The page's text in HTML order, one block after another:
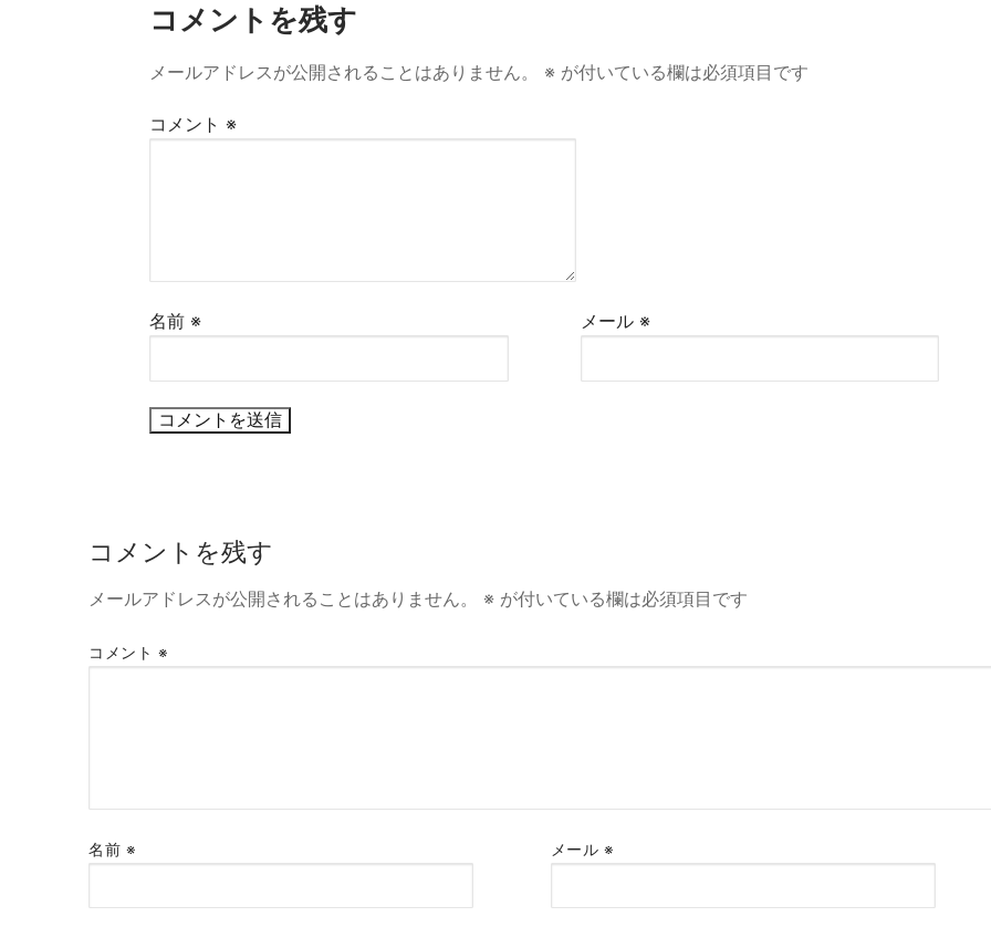
コメントを残す
メールアドレスが公開されることはありません。 ※ が付いている欄は必須項目です
コメント ※
名前 ※ メール ※
コメントを残す
メールアドレスが公開されることはありません。 ※ が付いている欄は必須項目です
コメント ※
名前 ※ メール ※